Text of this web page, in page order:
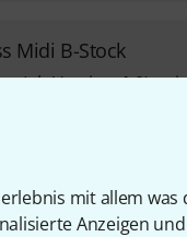
mit allem
Anzeigen
Midi B-Stock
(ab Version4.0)